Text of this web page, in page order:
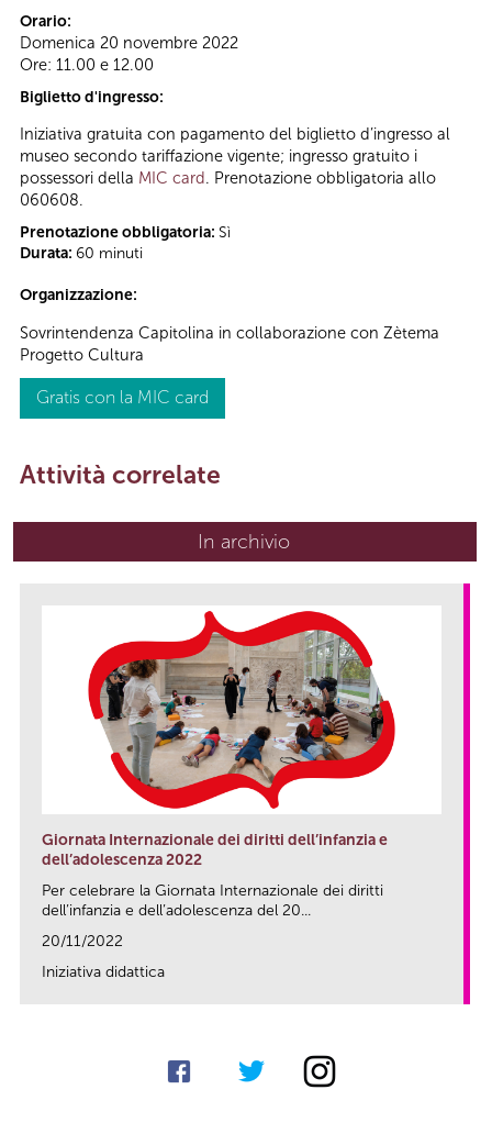
Orario:
Domenica 20 novembre 2022
Ore: 11.00 e 12.00
Biglietto d'ingresso:
Iniziativa gratuita con pagamento del biglietto d’ingresso al
museo secondo tariffazione vigente; ingresso gratuito i
possessori della MIC card. Prenotazione obbligatoria allo
060608.
Prenotazione obbligatoria: Sì
Durata: 60 minuti
Organizzazione:
Sovrintendenza Capitolina in collaborazione con Zètema
Progetto Cultura
Gratis con la MIC card
Attività correlate
In archivio
Giornata Internazionale dei diritti dell’infanzia e
dell’adolescenza 2022
Per celebrare la Giornata Internazionale dei diritti
dell’infanzia e dell’adolescenza del 20...
20/11/2022
Iniziativa didattica